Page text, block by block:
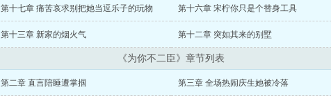
第十七章 痛苦哀求别把她当逗乐子的玩物 第十六章 宋柠你只是个替身工具
第十三章 新家的烟火气 第十二章 突如其来的别墅
《为你不二臣》章节列表
第二章 直言陪睡遭掌掴 第三章 全场热闹庆生她被冷落